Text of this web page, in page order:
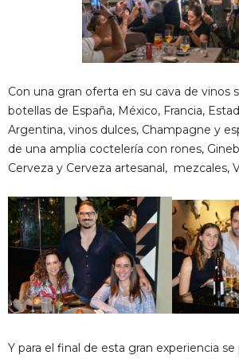
Con una gran oferta en su cava de vinos
botellas de España, México, Francia,
Argentina, vinos dulces, Champagne y
de una amplia coctelería con rones,
Cerveza y Cerveza artesanal, mezcales,
Y para el final de esta gran experiencia